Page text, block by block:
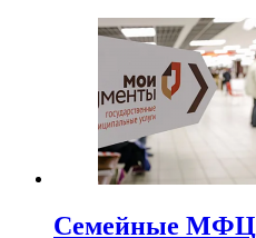
Семейные МФЦ